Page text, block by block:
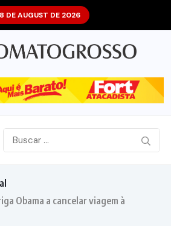
8 DE AUGUST DE 2026
Obama a cancelar viagem à